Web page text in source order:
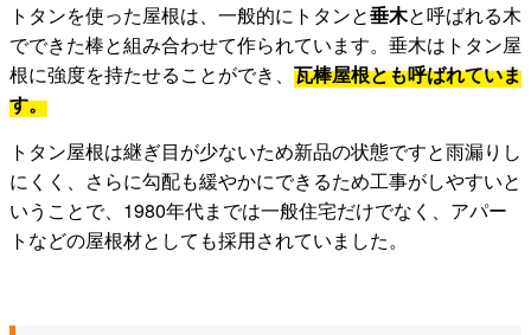
トタンを使った屋根は、一般的にトタンと垂木と呼ばれる木
でできた棒と組み合わせて作られています。垂木はトタン屋
根に強度を持たせることができ、 瓦棒屋根とも呼ばれていま
す。
トタン屋根は継ぎ目が少ないため新品の状態ですと雨漏りし
にくく、さらに勾配も緩やかにできるため工事がしやすいと
いうことで、1980年代までは一般住宅だけでなく、アパー
トなどの屋根材としても採用されていました。